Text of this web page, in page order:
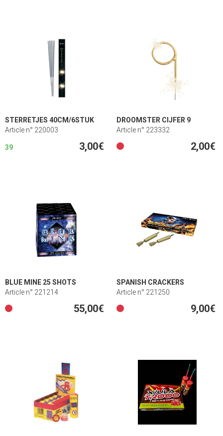
STERRETJES 40CM/6STUK
Article n° 220003
39 3,00€
DROOMSTER CIJFER 9
Article n° 223332
2,00€
BLUE MINE 25 SHOTS
Article n° 221214
55,00€
SPANISH CRACKERS
Article n° 221250
9,00€